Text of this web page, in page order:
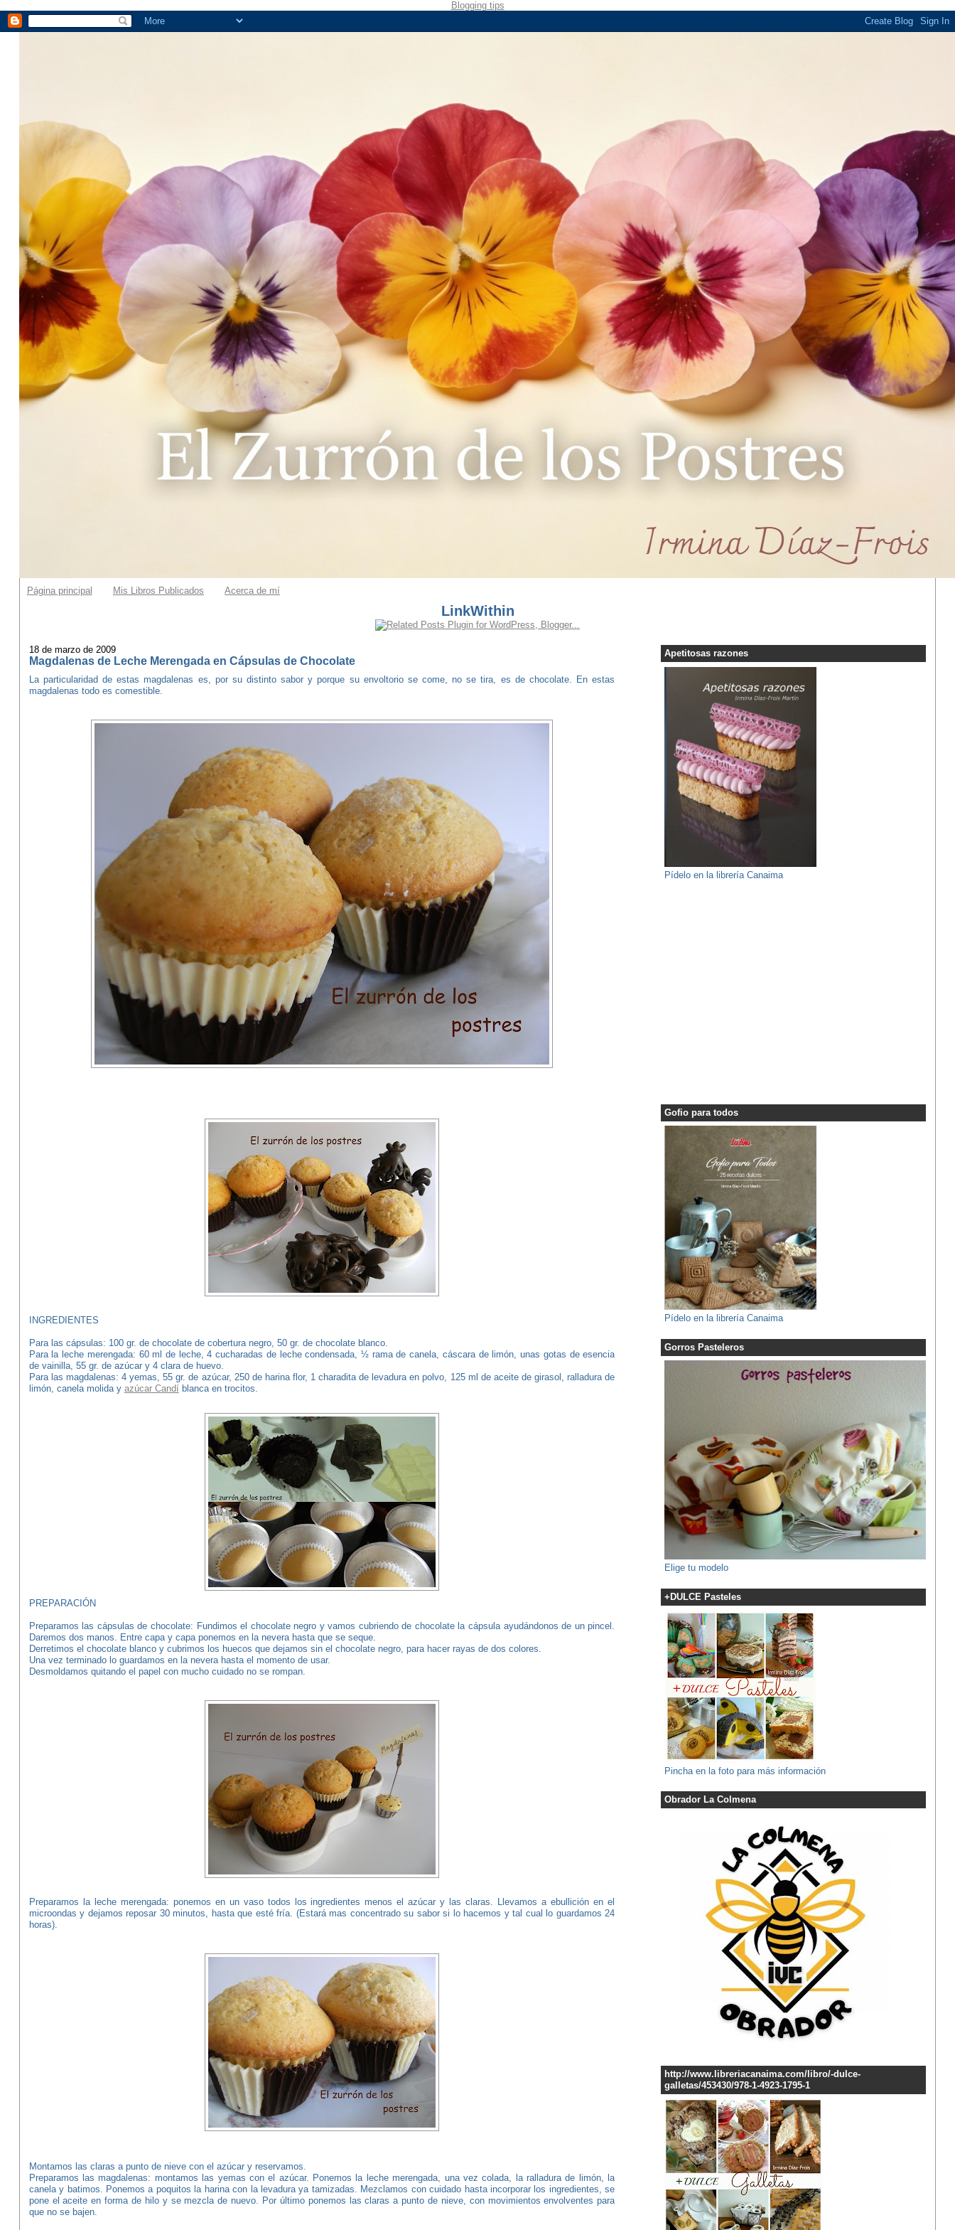
Blogging tips
Página principal Mis Libros Publicados Acerca de mí
LinkWithin
18 de marzo de 2009
Magdalenas de Leche Merengada en Cápsulas de Chocolate
La particularidad de estas magdalenas es, por su distinto sabor y porque su envoltorio se come, no se tira, es de chocolate. En estas
magdalenas todo es comestible.
INGREDIENTES
Para las cápsulas: 100 gr. de chocolate de cobertura negro, 50 gr. de chocolate blanco.
Para la leche merengada: 60 ml de leche, 4 cucharadas de leche condensada, ½ rama de canela, cáscara de limón, unas gotas de esencia
de vainilla, 55 gr. de azúcar y 4 clara de huevo.
Para las magdalenas: 4 yemas, 55 gr. de azúcar, 250 de harina flor, 1 charadita de levadura en polvo, 125 ml de aceite de girasol, ralladura de
limón, canela molida y azúcar Candíblanca en trocitos.
PREPARACIÓN
Preparamos las cápsulas de chocolate: Fundimos el chocolate negro y vamos cubriendo de chocolate la cápsula ayudándonos de un pincel.
Daremos dos manos. Entre capa y capa ponemos en la nevera hasta que se seque.
Derretimos el chocolate blanco y cubrimos los huecos que dejamos sin el chocolate negro, para hacer rayas de dos colores.
Una vez terminado lo guardamos en la nevera hasta el momento de usar.
Desmoldamos quitando el papel con mucho cuidado no se rompan.
Preparamos la leche merengada: ponemos en un vaso todos los ingredientes menos el azúcar y las claras. Llevamos a ebullición en el
microondas y dejamos reposar 30 minutos, hasta que esté fría. (Estará mas concentrado su sabor si lo hacemos y tal cual lo guardamos 24
horas).
Montamos las claras a punto de nieve con el azúcar y reservamos.
Preparamos las magdalenas: montamos las yemas con el azúcar. Ponemos la leche merengada, una vez colada, la ralladura de limón, la
canela y batimos. Ponemos a poquitos la harina con la levadura ya tamizadas. Mezclamos con cuidado hasta incorporar los ingredientes, se
pone el aceite en forma de hilo y se mezcla de nuevo. Por último ponemos las claras a punto de nieve, con movimientos envolventes para
que no se bajen.
Apetitosas razones
Pídelo en la librería Canaima
Gofio para todos
Pídelo en la librería Canaima
Gorros Pasteleros
Elige tu modelo
+DULCE Pasteles
Pincha en la foto para más información
Obrador La Colmena
http://www.libreriacanaima.com/libro/-dulce-
galletas/453430/978-1-4923-1795-1